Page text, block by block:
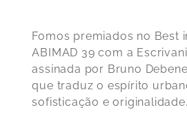
Fomos premiados no Best
ABIMAD 39 com a
assinada por Bruno
que traduz o espírito
sofisticação e originalidade.